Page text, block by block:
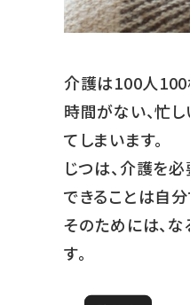
介護は100人100
時間がない、忙
てしまいます。
じつは、介護を
できることは自分
そのためには、
す。